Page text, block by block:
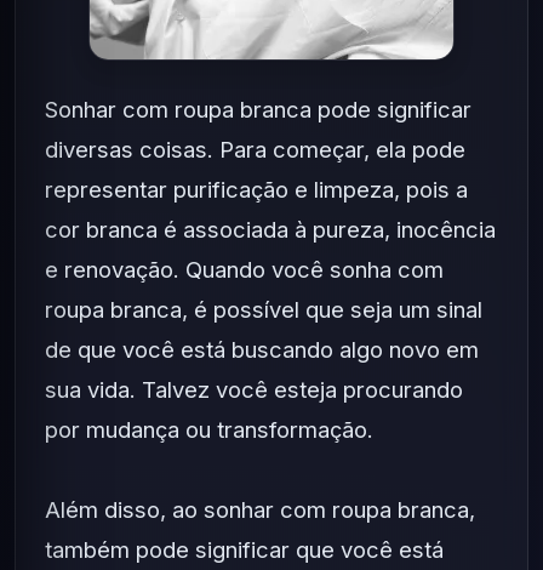
Sonhar com roupa branca pode significar
diversas coisas. Para começar, ela pode
representar purificação e limpeza, pois a
cor branca é associada à pureza, inocência
e renovação. Quando você sonha com
roupa branca, é possível que seja um sinal
de que você está buscando algo novo em
sua vida. Talvez você esteja procurando
por mudança ou transformação.
Além disso, ao sonhar com roupa branca,
também pode significar que você está